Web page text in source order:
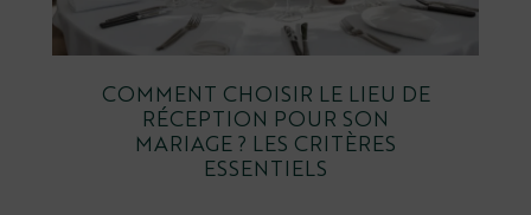
COMMENT CHOISIR LE LIEU DE
RÉCEPTION POUR SON
MARIAGE ? LES CRITÈRES
ESSENTIELS